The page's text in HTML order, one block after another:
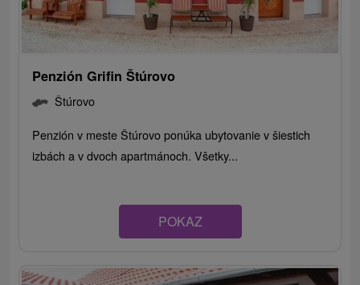
Penzión Grifin Štúrovo
Štúrovo
Penzión v meste Štúrovo ponúka ubytovanie v šiestich
izbách a v dvoch apartmánoch. Všetky...
POKAZ